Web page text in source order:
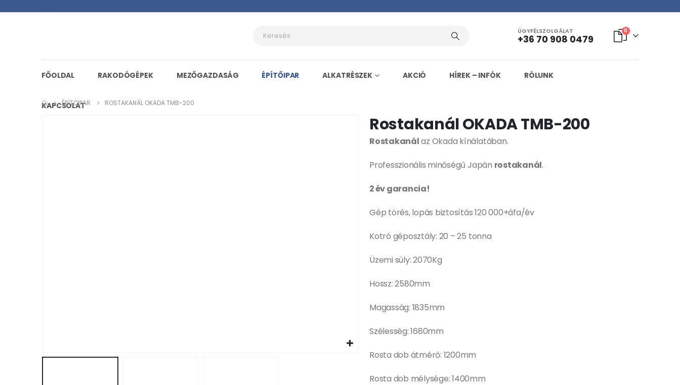
ÜGYFÉLSZOLGÁLAT
+36 70 908 0479
0
FŐOLDAL RAKODÓGÉPEK MEZŐGAZDASÁG ÉPÍTŐIPAR ALKATRÉSZEK AKCIÓ HÍREK – INFÓK RÓLUNK
KAPCSOLAT
ÉPÍTŐIPAR ROSTAKANÁL OKADA TMB-200
Rostakanál OKADA TMB-200
Rostakanálaz Okada kínálatában.
Professzionális minőségű Japán rostakanál.
2 év garancia!
Gép törés, lopás biztosítás 120 000+áfa/év
Kotró géposztály: 20 – 25 tonna
Üzemi súly: 2070Kg
Hossz: 2580mm
Magasság: 1835mm
Szélesség: 1680mm
Rosta dob átmérő: 1200mm
Rosta dob mélysége: 1400mm